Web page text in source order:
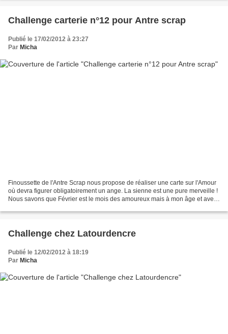
Challenge carterie n°12 pour Antre scrap
Publié le 17/02/2012 à 23:27
Par Micha
Finoussette de l'Antre Scrap nous propose de réaliser une carte sur l'Amour
où devra figurer obligatoirement un ange. La sienne est une pure merveille !
Nous savons que Février est le mois des amoureux mais à mon âge et avec
Challenge chez Latourdencre
Publié le 12/02/2012 à 18:19
Par Micha